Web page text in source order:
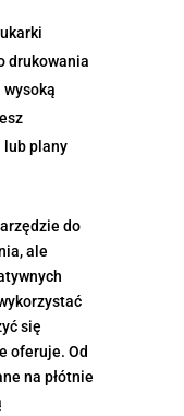
drukowania
lub plany
do
ale
się
oferuje. Od
na płótnie